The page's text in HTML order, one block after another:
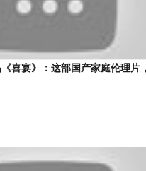
《喜宴》：这部国产家庭伦理片